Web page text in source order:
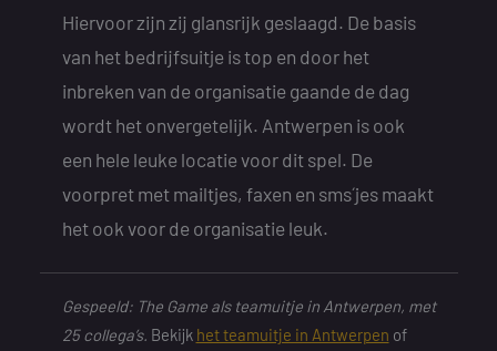
Hiervoor zijn zij glansrijk geslaagd. De basis
van het bedrijfsuitje is top en door het
inbreken van de organisatie gaande de dag
wordt het onvergetelijk. Antwerpen is ook
een hele leuke locatie voor dit spel. De
voorpret met mailtjes, faxen en sms´jes maakt
het ook voor de organisatie leuk.
Gespeeld: The Game als teamuitje in Antwerpen, met
25 collega’s. Bekijk het teamuitje in Antwerpen of